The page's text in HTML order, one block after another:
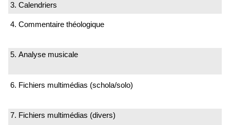
3. Calendriers
4. Commentaire théologique
5. Analyse musicale
6. Fichiers multimédias (schola/solo)
7. Fichiers multimédias (divers)